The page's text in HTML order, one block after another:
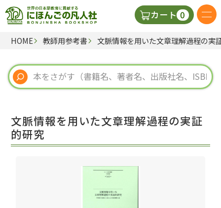
カート 0
日本語の教科書
視聴覚・補助教材
教師用参考書
HOME 教師用参考書 文脈情報を用いた文章理解過程の実
文脈情報を用いた文章理解過程の実証
的研究